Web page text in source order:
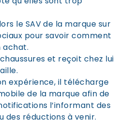
le SAV de la marque sur
pour savoir comment
achat.
et reçoit chez lui
expérience, il télécharge
de la marque afin de
l’informant des
des réductions à venir.